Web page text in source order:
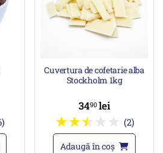
Cuvertura de cofetarie alba
Stockholm 1kg
3490lei
(2)
Adaugă în coș